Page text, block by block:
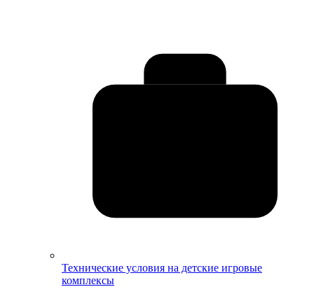
Технические условия на детские игровые
комплексы